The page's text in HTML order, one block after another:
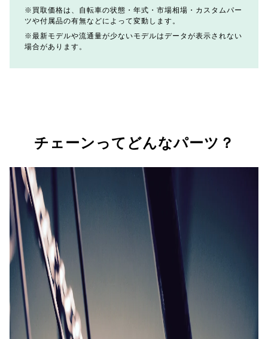
買取価格は、自転車の状態・年式・市場相場・カスタムパー
ツや付属品の有無などによって変動します。
最新モデルや流通量が少ないモデルはデータが表示されない
場合があります。
チェーンってどんなパーツ？